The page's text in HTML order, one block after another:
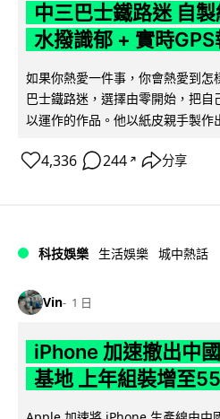
中三巴士鐵路迷 自
水撥識郁 + 實時GPS
如果你熱愛一件事，你會熱愛到怎
巴士鐵路迷，選擇由零開始，把
以運作的作品。他以紙皮親手製作
4,336 244 ↗ 分享
科技娛樂 生活娛樂 城中熱話
Vin 1 日
iPhone 加速撤出中
基地 上年組裝增至